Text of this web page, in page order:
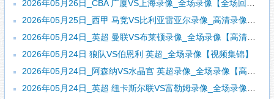
2026年05月26日_CBA 广厦VS上海录像_全场录像【全场回放】
2026年05月25日_西甲 马竞VS比利亚雷亚尔录像_高清录像【全场回放】
2026年05月24日_英超 曼联VS布莱顿录像_全场录像【高清回放】
2026年05月24日 狼队VS伯恩利 英超_全场录像【视频集锦】
2026年05月24日_阿森纳VS水晶宫 英超录像_全场录像【高清回放】
2026年05月24日_英超 纽卡斯尔联VS富勒姆录像_全场录像【高清回放】